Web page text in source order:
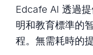
Edcafe AI 透過
明和教育標準的
程。無需耗時的